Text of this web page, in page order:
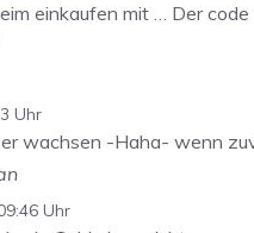
einkaufen mit … Der
Uhr
wachsen -Haha- wenn
Uhr